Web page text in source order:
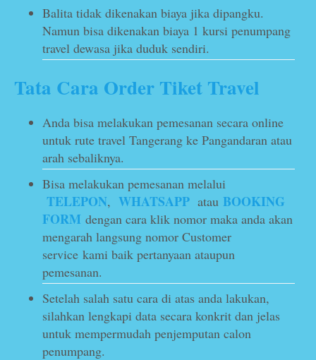
Balita tidak dikenakan biaya jika dipangku.
Namun bisa dikenakan biaya 1 kursi penumpang
travel dewasa jika duduk sendiri.
Tata Cara Order Tiket Travel
Anda bisa melakukan pemesanan secara online
untuk rute travel Tangerang ke Pangandaran atau
arah sebaliknya.
Bisa melakukan pemesanan melalui
TELEPON, WHATSAPP atau BOOKING
FORM dengan cara klik nomor maka anda akan
mengarah langsung nomor Customer
service kami baik pertanyaan ataupun
pemesanan.
Setelah salah satu cara di atas anda lakukan,
silahkan lengkapi data secara konkrit dan jelas
untuk mempermudah penjemputan calon
penumpang.